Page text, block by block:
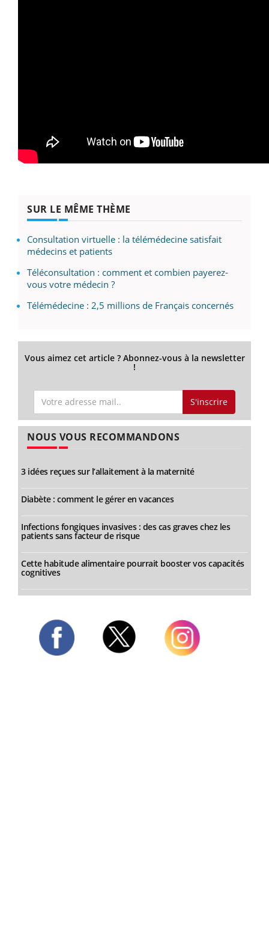
SUR LE MÊME THÈME
Consultation virtuelle : la télémédecine satisfait
médecins et patients
Téléconsultation : comment et combien payerez-
vous votre médecin ?
Télémédecine : 2,5 millions de Français concernés
Vous aimez cet article ? Abonnez-vous à la newsletter
!
S'inscrire
NOUS VOUS RECOMMANDONS
3 idées reçues sur l’allaitement à la maternité
Diabète : comment le gérer en vacances
Infections fongiques invasives : des cas graves chez les
patients sans facteur de risque
Cette habitude alimentaire pourrait booster vos capacités
cognitives